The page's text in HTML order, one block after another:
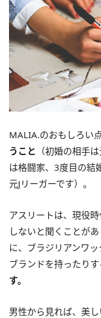
MALIA.のおもしろい点
うこと （初婚の相手
は格闘家、3度目の結
元Jリーガーです）。
アスリートは、現役
しないと聞くことが
に、ブラジリアンワ
ブランドを持ったりす
す。
男性から見れば、美